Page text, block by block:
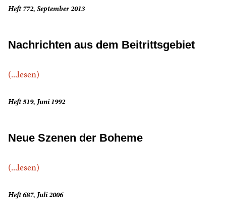
Heft 772, September 2013
Nachrichten aus dem Beitrittsgebiet
(...lesen)
Heft 519, Juni 1992
Neue Szenen der Boheme
(...lesen)
Heft 687, Juli 2006